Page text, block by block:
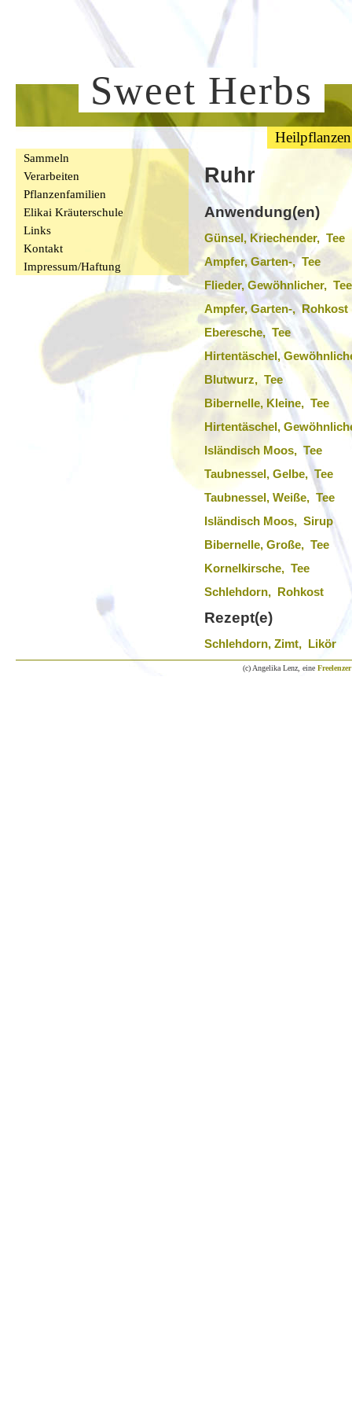
Sweet Herbs
Heilpflanzen
Sammeln
Verarbeiten
Pflanzenfamilien
Elikai Kräuterschule
Links
Kontakt
Impressum/Haftung
Ruhr
Anwendung(en)
Günsel, Kriechender, Tee
Ampfer, Garten-, Tee
Flieder, Gewöhnlicher, Tee
Ampfer, Garten-, Rohkost
Eberesche, Tee
Hirtentäschel,
Blutwurz, Tee
Bibernelle, Kleine, Tee
Hirtentäschel,
Isländisch Moos, Tee
Taubnessel, Gelbe, Tee
Taubnessel, Weiße, Tee
Isländisch Moos, Sirup
Bibernelle, Große, Tee
Kornelkirsche, Tee
Schlehdorn, Rohkost
Rezept(e)
Schlehdorn, Zimt, Likör
(c) Angelika Lenz, eine Freelenzer